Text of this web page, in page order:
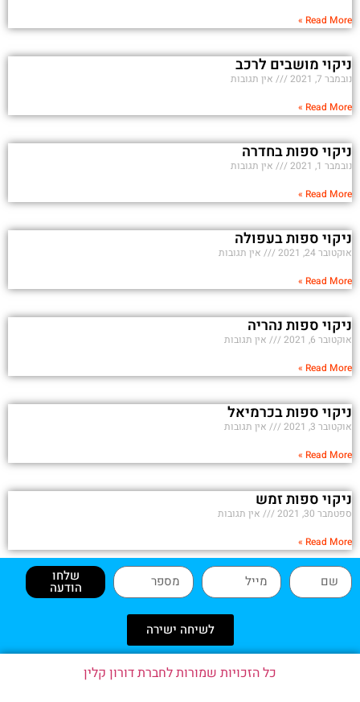
Read More »
ניקוי מושבים לרכב
נובמבר 7, 2021
אין תגובות
Read More »
ניקוי ספות בחדרה
נובמבר 1, 2021
אין תגובות
Read More »
ניקוי ספות בעפולה
אוקטובר 24, 2021
אין תגובות
Read More »
ניקוי ספות נהריה
אוקטובר 6, 2021
אין תגובות
Read More »
ניקוי ספות בכרמיאל
אוקטובר 3, 2021
אין תגובות
Read More »
ניקוי ספות זמש
ספטמבר 30, 2021
אין תגובות
Read More »
שלחו
הודעה
לשיחה ישירה
כל הזכויות שמורות לחברת דורון קלין